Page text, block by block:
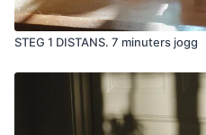
STEG 1 DISTANS. 7 minuters jogg